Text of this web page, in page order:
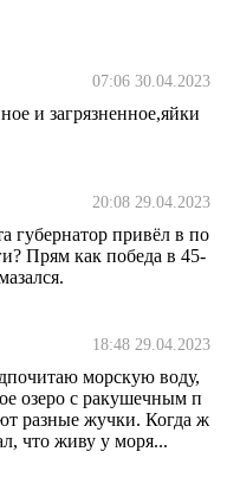
07:06 30.04.2023
и загрязненное,яйки
20:08 29.04.2023
губернатор привёл в по
Прям как победа в 45-
18:48 29.04.2023
морскую воду,
озеро с ракушечным п
разные жучки. Когда ж
что живу у моря...